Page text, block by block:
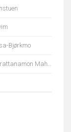
Bjørkmo
Mahanithinee